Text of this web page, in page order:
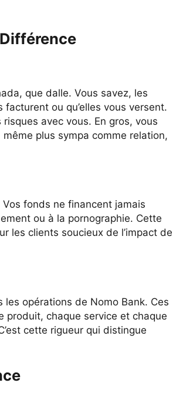
que dalle. Vous savez, les
ou qu’elles vous versent.
avec vous. En gros, vous
plus sympa comme relation,
fonds ne financent jamais
ou à la pornographie. Cette
les clients soucieux de l’impact de
les opérations de Nomo Bank. Ces
produit, chaque service et chaque
cette rigueur qui distingue